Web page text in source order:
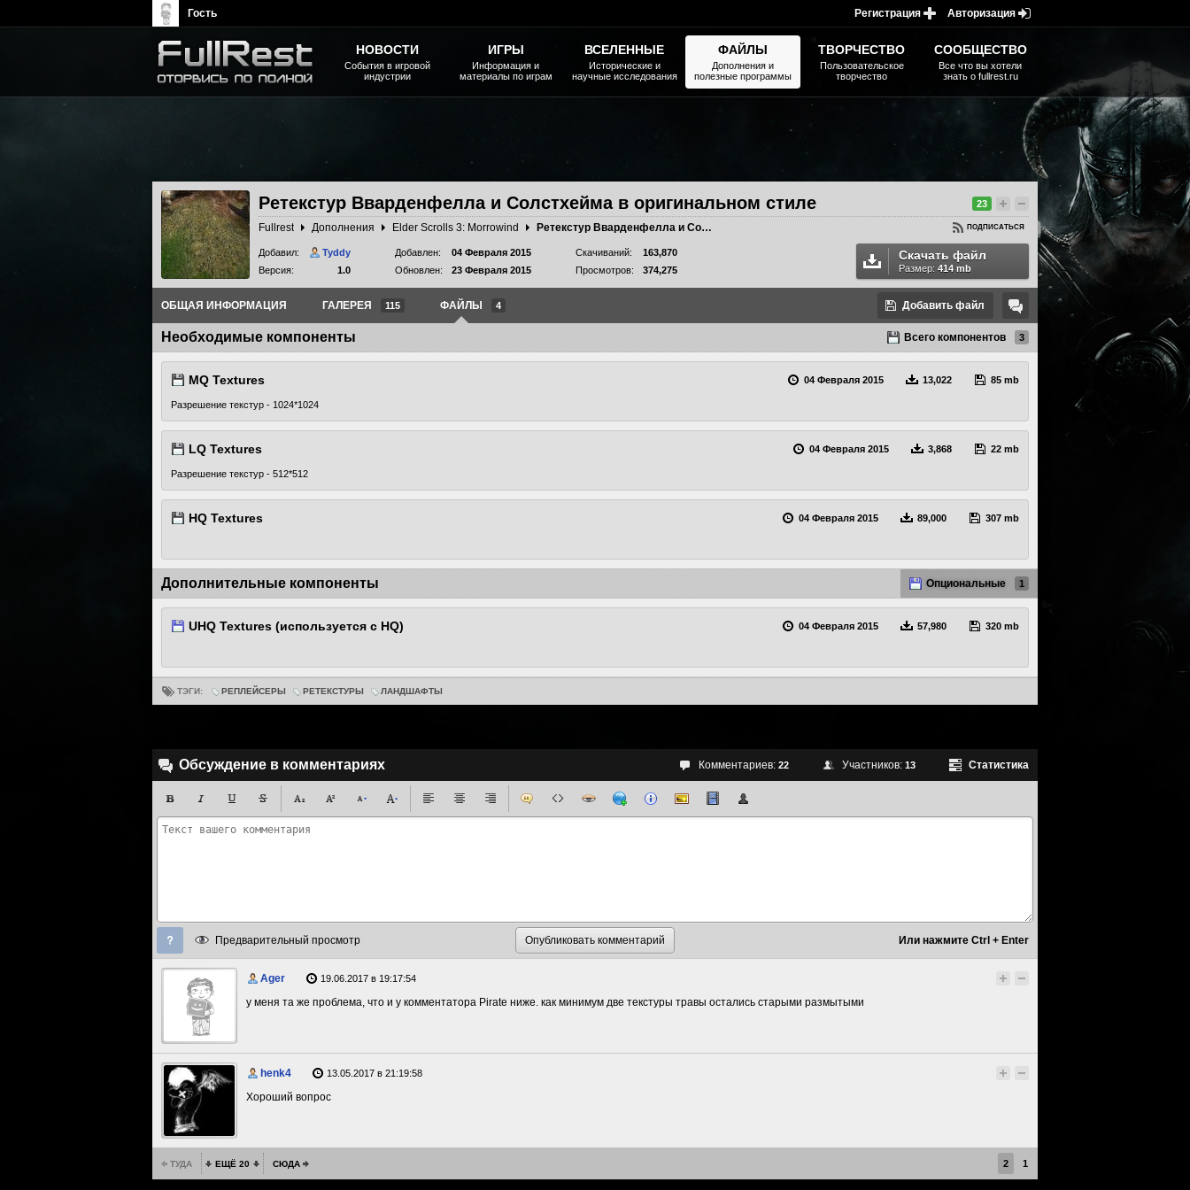
23
ПОДПИСАТЬСЯ
Ретекстур Вварденфелла и Солстхейма в оригинальном стиле
Fullrest Дополнения Elder Scrolls 3: Morrowind Ретекстур Вварденфелла и Солстхейма в оригинальном стиле
Скачать файл
Размер: 414 mb
Добавил:
Tyddy
Версия:
1.0
Добавлен:
04 Февраля 2015
Обновлен:
23 Февраля 2015
Скачиваний:
163,870
Просмотров:
374,275
ОБЩАЯ ИНФОРМАЦИЯ ГАЛЕРЕЯ 115 ФАЙЛЫ 4 Добавить файл
Всего компонентов 3
Необходимые компоненты
85 mb
13,022
04 Февраля 2015
MQ Textures
Разрешение текстур - 1024*1024
22 mb
3,868
04 Февраля 2015
LQ Textures
Разрешение текстур - 512*512
307 mb
89,000
04 Февраля 2015
HQ Textures
Опциональные 1
Дополнительные компоненты
320 mb
57,980
04 Февраля 2015
UHQ Textures (используется с HQ)
ТЭГИ: РЕПЛЕЙСЕРЫ РЕТЕКСТУРЫ ЛАНДШАФТЫ
Комментариев: 22 Участников: 13 Статистика
Обсуждение в комментариях
Предварительный просмотр
Ager 19.06.2017 в 19:17:54
у меня та же проблема, что и у комментатора Pirate ниже. как минимум две текстуры травы остались старыми размытыми
henk4 13.05.2017 в 21:19:58
Хороший вопрос
2 1
ТУДА ЕЩЁ 20 СЮДА
НОВОСТИ
События в игровой
индустрии
ИГРЫ
Информация и
материалы по играм
ВСЕЛЕННЫЕ
Исторические и
научные исследования
ФАЙЛЫ
Дополнения и
полезные программы
ТВОРЧЕСТВО
Пользовательское
творчество
СООБЩЕСТВО
Все что вы хотели
знать о fullrest.ru
Авторизация
Регистрация
Гость